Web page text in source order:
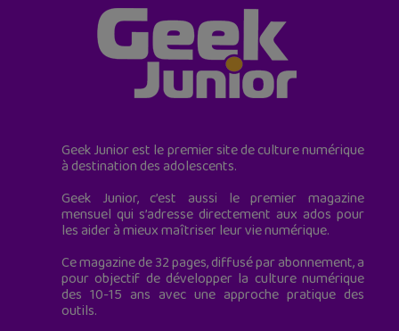
Geek Junior est le premier site de culture numérique
à destination des adolescents.
Geek Junior, c’est aussi le premier magazine
mensuel qui s’adresse directement aux ados pour
les aider à mieux maîtriser leur vie numérique.
Ce magazine de 32 pages, diffusé par abonnement, a
pour objectif de développer la culture numérique
des 10-15 ans avec une approche pratique des
outils.